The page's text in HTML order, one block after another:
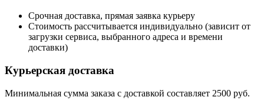
Срочная доставка, прямая заявка курьеру
Стоимость рассчитывается индивидуально (зависит от
загрузки сервиса, выбранного адреса и времени
доставки)
Курьерская доставка
Минимальная сумма заказа c доставкой составляет 2500 руб.